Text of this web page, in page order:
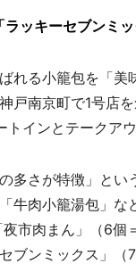
ッキーセブンミッ
れる小籠包を「美
戸南京町で1号店
インとテークア
多さが特徴」と
牛肉小籠湯包」
市肉まん」（6
ブンミックス」（